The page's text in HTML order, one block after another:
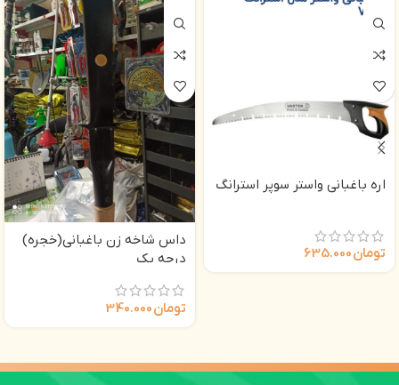
اره باغبانی واستر سوپر استرانگ
تومان
داس شاخه زن باغبانی(خجره)
درجه یک
تومان